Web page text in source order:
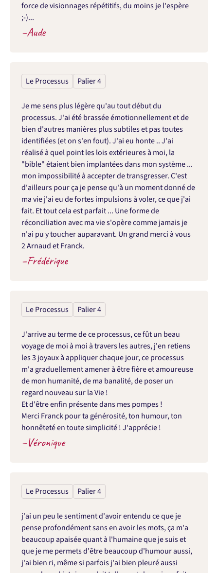
force de visionnages répétitifs, du moins je l'espère
;-)...
–Aude
Le Processus Palier 4
Je me sens plus légère qu'au tout début du
processus. J'ai été brassée émotionnellement et de
bien d'autres manières plus subtiles et pas toutes
identifiées (et on s'en fout). J'ai eu honte .. J'ai
réalisé à quel point les lois extérieures à moi, la
"bible" étaient bien implantées dans mon système ...
mon impossibilité à accepter de transgresser. C'est
d'ailleurs pour ça je pense qu'à un moment donné de
ma vie j'ai eu de fortes impulsions à voler, ce que j'ai
fait. Et tout cela est parfait ... Une forme de
réconciliation avec ma vie s'opère comme jamais je
n'ai pu y toucher auparavant. Un grand merci à vous
2 Arnaud et Franck.
–Frédérique
Le Processus Palier 4
J'arrive au terme de ce processus, ce fût un beau
voyage de moi à moi à travers les autres, j'en retiens
les 3 joyaux à appliquer chaque jour, ce processus
m'a graduellement amener à être fière et amoureuse
de mon humanité, de ma banalité, de poser un
regard nouveau sur la Vie !
Et d'être enfin présente dans mes pompes !
Merci Franck pour ta générosité, ton humour, ton
honnêteté en toute simplicité ! J'apprécie !
–Véronique
Le Processus Palier 4
j'ai un peu le sentiment d'avoir entendu ce que je
pense profondément sans en avoir les mots, ça m'a
beaucoup apaisée quant à l'humaine que je suis et
que je me permets d'être beaucoup d'humour aussi,
j'ai bien ri, même si parfois j'ai bien pleuré aussi